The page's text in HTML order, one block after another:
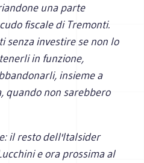
una parte
fiscale di Tremonti.
senza investire se non lo
in funzione,
insieme a
quando non sarebbero
il resto dell'Italsider
e ora prossima al